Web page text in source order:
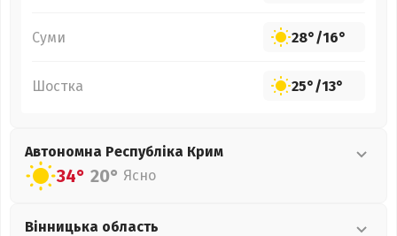
Суми 28°/16°
Шостка 25°/13°
Автономна Республіка Крим
34° 20° Ясно
Вінницька область